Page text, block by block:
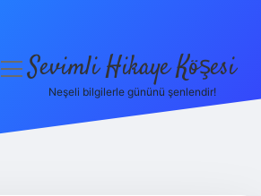
menüyüSevimli Hikaye Köşesi
Neşeli bilgilerle gününü şenlendir!